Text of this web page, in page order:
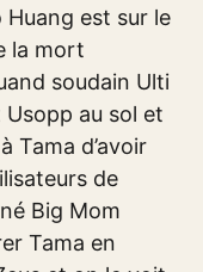
est sur le
la mort
soudain Ulti
au sol et
Tama d’avoir
de
Big Mom
Tama en